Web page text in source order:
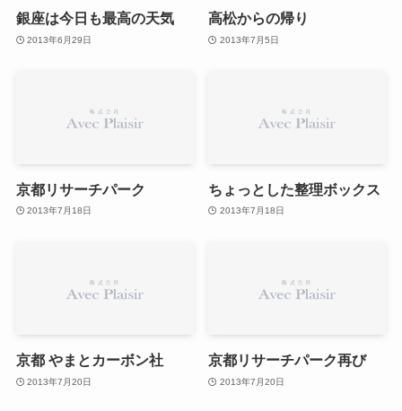
銀座は今日も最高の天気
2013年6月29日
高松からの帰り
2013年7月5日
京都リサーチパーク
2013年7月18日
ちょっとした整理ボックス
2013年7月18日
京都 やまとカーボン社
2013年7月20日
京都リサーチパーク再び
2013年7月20日